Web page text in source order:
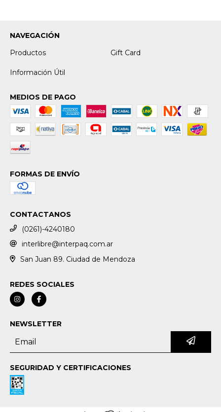
NAVEGACIÓN
Productos
Gift Card
Información Útil
MEDIOS DE PAGO
FORMAS DE ENVÍO
CONTACTANOS
(0261)-4240180
interlibre@interpaq.com.ar
San Juan 89. Ciudad de Mendoza
REDES SOCIALES
NEWSLETTER
SEGURIDAD Y CERTIFICACIONES